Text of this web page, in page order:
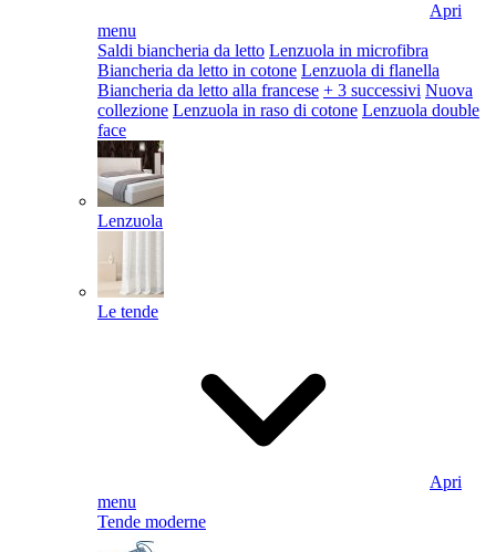
Apri
menu
Saldi biancheria da letto Lenzuola in microfibra
Biancheria da letto in cotone Lenzuola di flanella
Biancheria da letto alla francese + 3 successivi Nuova
collezione Lenzuola in raso di cotone Lenzuola double
face
Lenzuola
Le tende
Apri
menu
Tende moderne